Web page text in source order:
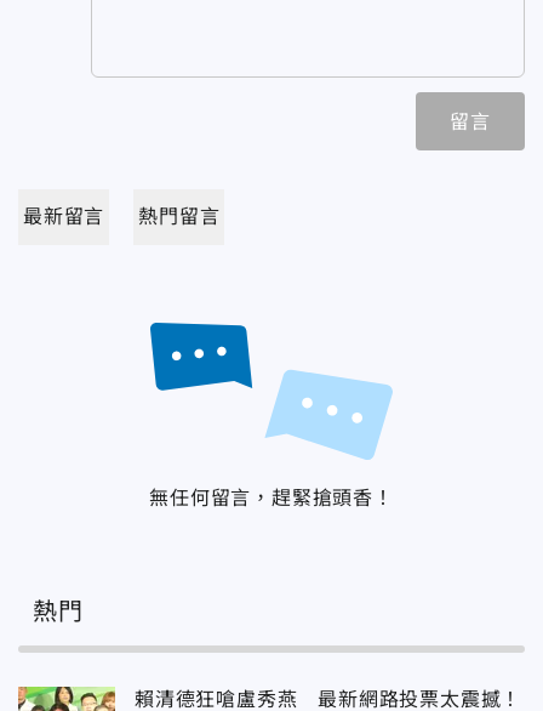
留言
最新留言 熱門留言
無任何留言，趕緊搶頭香！
熱門
賴清德狂嗆盧秀燕 最新網路投票太震撼！